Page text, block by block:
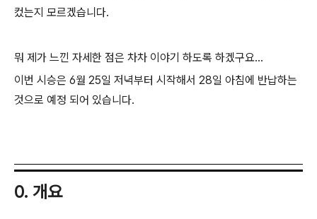
컸는지 모르겠습니다.
뭐 제가 느낀 자세한 점은 차차 이야기 하도록 하겠구요...
이번 시승은 6월 25일 저녁부터 시작해서 28일 아침에 반납하는
것으로 예정 되어 있습니다.
0. 개요